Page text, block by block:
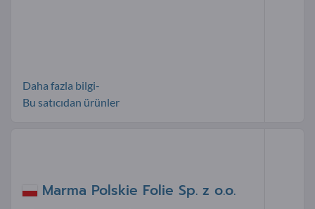
Daha fazla bilgi-
Bu satıcıdan ürünler
Marma Polskie Folie Sp. z o.o.